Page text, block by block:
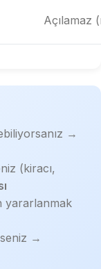
Açılamaz
→
(kiracı,
yararlanmak
→